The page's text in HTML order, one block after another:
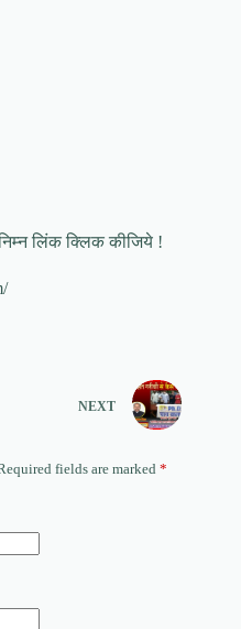
लिंक क्लिक कीजिये !
NEXT
fields are marked *